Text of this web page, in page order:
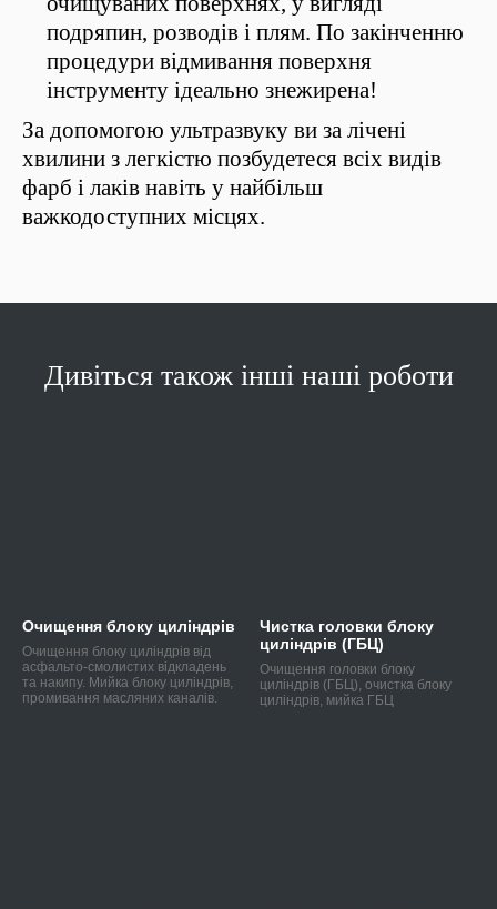
подряпин, розводів і плям. По закінченню
процедури відмивання поверхня
інструменту ідеально знежирена!
За допомогою ультразвуку ви за лічені
хвилини з легкістю позбудетеся всіх видів
фарб і лаків навіть у найбільш
важкодоступних місцях.
Дивіться також інші наші роботи
Очищення блоку циліндрів
Очищення блоку циліндрів від
асфальто-смолистих відкладень
та накипу. Мийка блоку циліндрів,
промивання масляних каналів.
Чистка головки блоку
циліндрів (ГБЦ)
Очищення головки блоку
циліндрів (ГБЦ), очистка блоку
циліндрів, мийка ГБЦ